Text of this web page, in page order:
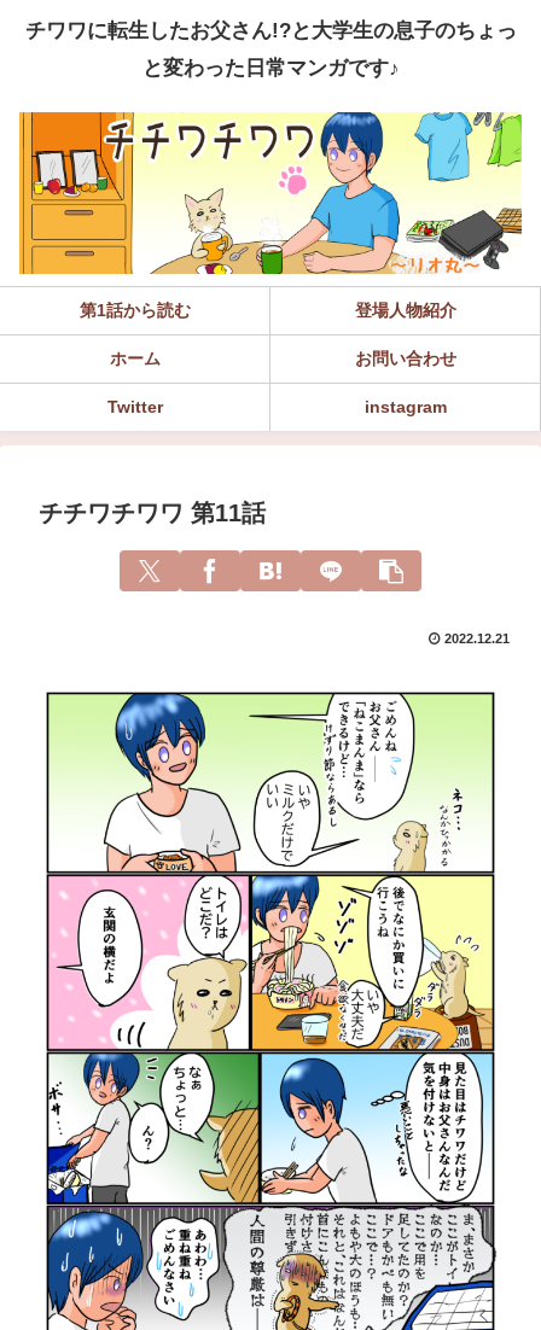
チワワに転生したお父さん!?と大学生の息子のちょっ
と変わった日常マンガです♪
第1話から読む 登場人物紹介
ホーム お問い合わせ
Twitter instagram
チチワチワワ 第11話
2022.12.21